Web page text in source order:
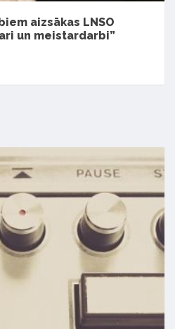
aizsākas LNSO
un meistardarbi”